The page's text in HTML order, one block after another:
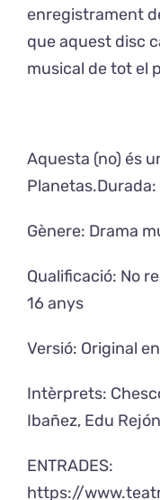
enregistrament
que aquest disc
musical de tot el
Aquesta (no) és
Planetas.Durada:
Gènere: Drama
Qualificació: No
16 anys
Versió: Original
Intèrprets:
Ibañez, Edu
ENTRADES:
https://